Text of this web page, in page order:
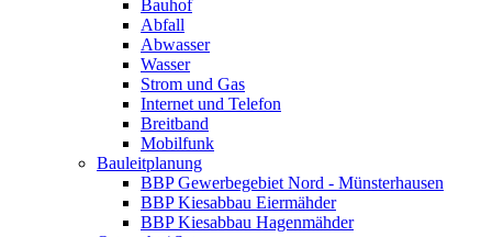
Bauhof
Abfall
Abwasser
Wasser
Strom und Gas
Internet und Telefon
Breitband
Mobilfunk
Bauleitplanung
BBP Gewerbegebiet Nord - Münsterhausen
BBP Kiesabbau Eiermähder
BBP Kiesabbau Hagenmähder